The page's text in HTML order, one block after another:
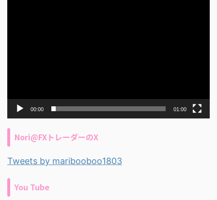
00:00 01:00
Nori@FXトレーダーのX
Tweets by maribooboo1803
You Tube